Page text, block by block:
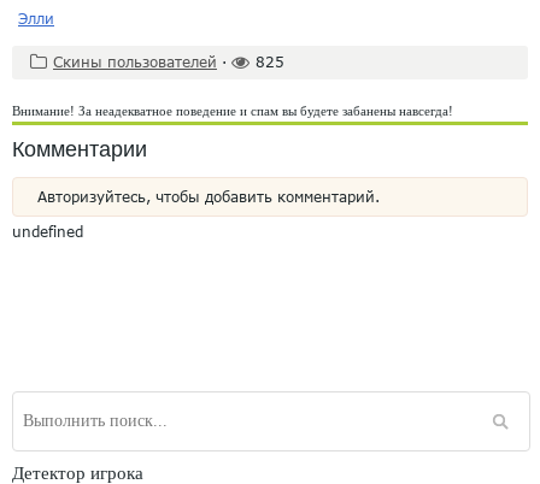
Элли
Скины пользователей · 825
Внимание! За неадекватное поведение и спам вы будете забанены навсегда!
Комментарии
Авторизуйтесь, чтобы добавить комментарий.
undefined
Детектор игрока